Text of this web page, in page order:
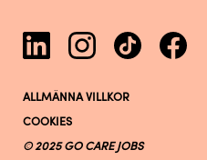
© 2025 GO CARE JOBS
ALLMÄNNA VILLKOR
COOKIES